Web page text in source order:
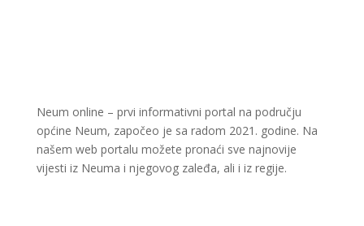
Neum online – prvi informativni portal na području
općine Neum, započeo je sa radom 2021. godine. Na
našem web portalu možete pronaći sve najnovije
vijesti iz Neuma i njegovog zaleđa, ali i iz regije.